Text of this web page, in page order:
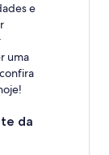
e
uma
da